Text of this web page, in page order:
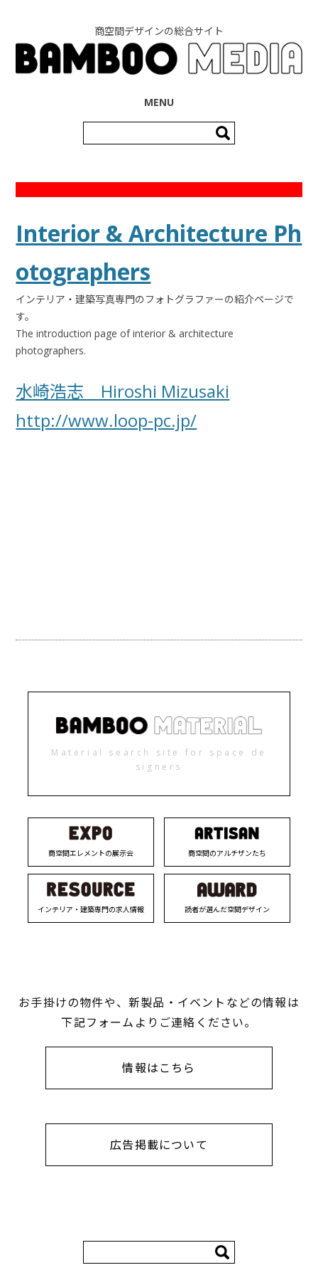
商空間デザインの総合サイト
MENU
索:
Interior & Architecture Ph
otographers
インテリア・建築写真専門のフォトグラファーの紹介ページで
す。
The introduction page of interior & architecture
photographers.
水崎浩志 Hiroshi Mizusaki
http://www.loop-pc.jp/
Material search site for space de
signers
商空間エレメントの展示会 商空間のアルチザンたち
インテリア・建築専門の求人情報 読者が選んだ空間デザイン
お手掛けの物件や、新製品・イベントなどの情報は
下記フォームよりご連絡ください。
情報はこちら
広告掲載について
索: